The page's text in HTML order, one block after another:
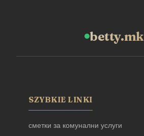
betty.mk
SZYBKIE LINKI
сметки за комунални услуги